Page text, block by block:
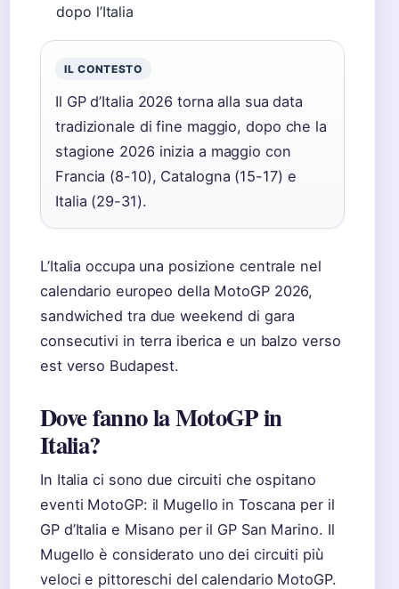
dopo l’Italia
IL CONTESTO
Il GP d’Italia 2026 torna alla sua data
tradizionale di fine maggio, dopo che la
stagione 2026 inizia a maggio con
Francia (8-10), Catalogna (15-17) e
Italia (29-31).
L’Italia occupa una posizione centrale nel
calendario europeo della MotoGP 2026,
sandwiched tra due weekend di gara
consecutivi in terra iberica e un balzo verso
est verso Budapest.
Dove fanno la MotoGP in
Italia?
In Italia ci sono due circuiti che ospitano
eventi MotoGP: il Mugello in Toscana per il
GP d’Italia e Misano per il GP San Marino. Il
Mugello è considerato uno dei circuiti più
veloci e pittoreschi del calendario MotoGP.